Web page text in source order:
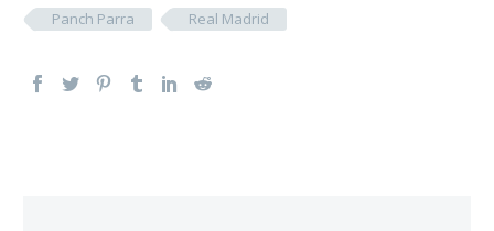
Panch Parra
Real Madrid